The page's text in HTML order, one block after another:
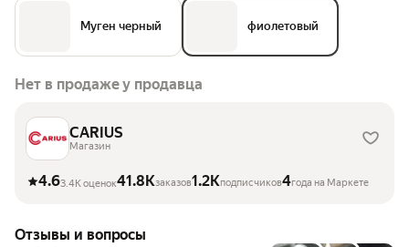
Муген черный фиолетовый
Нет в продаже у продавца
CARIUS
Магазин
4.63.4K оценок41.8Kзаказов1.2Kподписчиков4года на Маркете
Отзывы и вопросы